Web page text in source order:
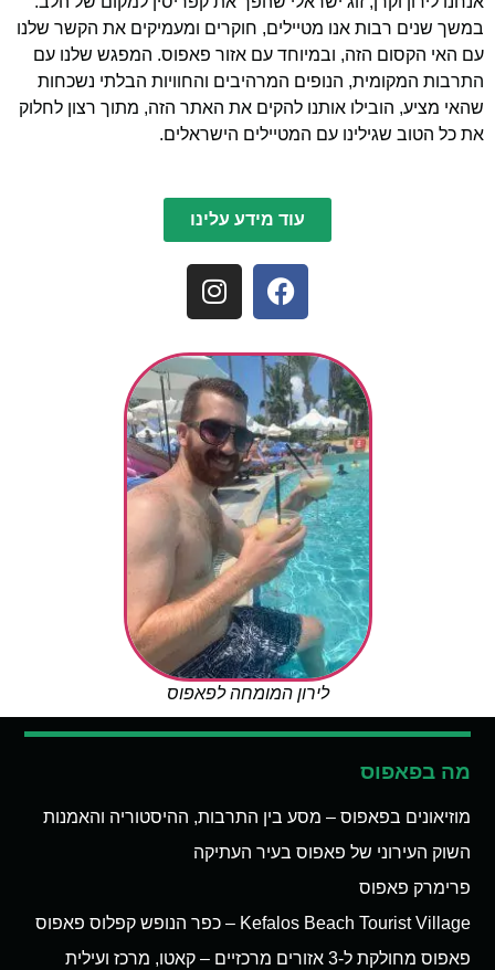
במשך שנים רבות אנו מטיילים, חוקרים ומעמיקים את הקשר שלנו
עם האי הקסום הזה, ובמיוחד עם אזור פאפוס. המפגש שלנו עם
התרבות המקומית, הנופים המרהיבים והחוויות הבלתי נשכחות
שהאי מציע, הובילו אותנו להקים את האתר הזה, מתוך רצון לחלוק
את כל הטוב שגילינו עם המטיילים הישראלים.
עוד מידע עלינו
לירון המומחה לפאפוס
מה בפאפוס
מוזיאונים בפאפוס – מסע בין התרבות, ההיסטוריה והאמנות
השוק העירוני של פאפוס בעיר העתיקה
פרימרק פאפוס
Kefalos Beach Tourist Village – כפר הנופש קפלוס פאפוס
פאפוס מחולקת ל-3 אזורים מרכזיים – קאטו, מרכז ועילית